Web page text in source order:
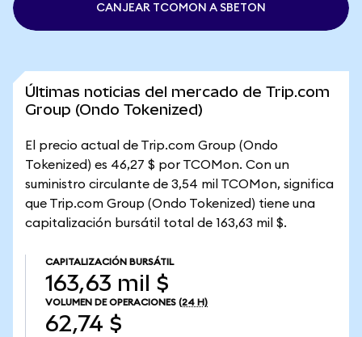
CANJEAR TCOMON A SBETON
Últimas noticias del mercado de Trip.com
Group (Ondo Tokenized)
El precio actual de Trip.com Group (Ondo
Tokenized) es 46,27 $ por TCOMon. Con un
suministro circulante de 3,54 mil TCOMon, significa
que Trip.com Group (Ondo Tokenized) tiene una
capitalización bursátil total de 163,63 mil $.
CAPITALIZACIÓN BURSÁTIL
163,63 mil $
VOLUMEN DE OPERACIONES (24 H)
62,74 $